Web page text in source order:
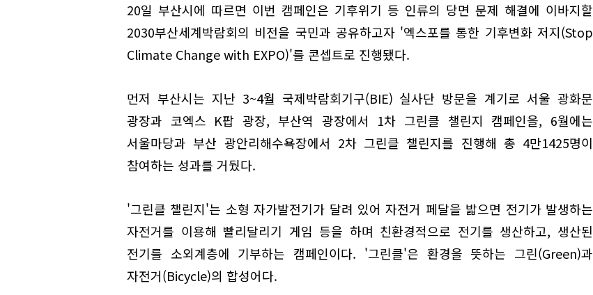
20일 부산시에 따르면 이번 캠페인은 기후위기 등 인류의 당면 문제 해결에 이바지할
2030부산세계박람회의 비전을 국민과 공유하고자 '엑스포를 통한 기후변화 저지(Stop
Climate Change with EXPO)'를 콘셉트로 진행됐다.
먼저 부산시는 지난 3~4월 국제박람회기구(BIE) 실사단 방문을 계기로 서울 광화문
광장과 코엑스 K팝 광장, 부산역 광장에서 1차 그린클 챌린지 캠페인을, 6월에는
서울마당과 부산 광안리해수욕장에서 2차 그린클 챌린지를 진행해 총 4만1425명이
참여하는 성과를 거뒀다.
'그린클 챌린지'는 소형 자가발전기가 달려 있어 자전거 페달을 밟으면 전기가 발생하는
자전거를 이용해 빨리달리기 게임 등을 하며 친환경적으로 전기를 생산하고, 생산된
전기를 소외계층에 기부하는 캠페인이다. '그린클'은 환경을 뜻하는 그린(Green)과
자전거(Bicycle)의 합성어다.